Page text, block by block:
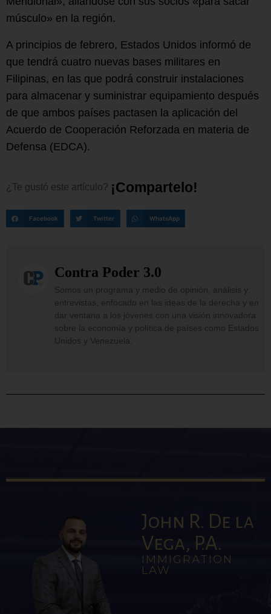
músculo» en la región.
A principios de febrero, Estados Unidos informó de
que tendrá cuatro nuevas bases militares en
Filipinas, en las que podrá construir instalaciones
para almacenar y suministrar equipamiento después
de que ambos países pactasen la aplicación del
Acuerdo de Cooperación Reforzada en materia de
Defensa (EDCA).
¿Te gustó este artículo? ¡Comparte o!
Facebook Twitter WhatsApp
Contra Poder 3.0
Somos un programa y medio de opinión, análisis y
entrevistas, enfocado en las ideas de la derecha y en
dar ventana a los jóvenes con una visión innovadora
sobre la economía y política de países como Estados
Unidos y Venezuela.
John R. De la
Vega, P.A.
IMMIGRATION
LAW